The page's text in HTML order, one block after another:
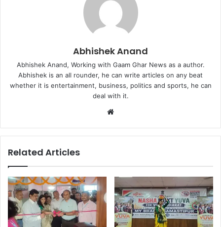
Abhishek Anand
Abhishek Anand, Working with Gaam Ghar News as a author.
Abhishek is an all rounder, he can write articles on any beat
whether it is entertainment, business, politics and sports, he can
deal with it.
Website
Related Articles